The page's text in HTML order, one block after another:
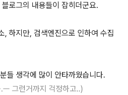
로그의 내용들이 잡히더군요.
, 하지만, 검색엔진으로 인하여 수집
들 생각에 많이 안타까웠습니다.
그런거까지 걱정하고..)